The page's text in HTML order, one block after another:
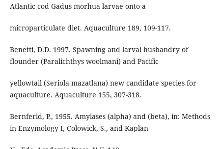
Atlantic cod Gadus morhua larvae onto a
microparticulate diet. Aquaculture 189, 109-117.
Benetti, D.D. 1997. Spawning and larval husbandry of
flounder (Paralichthys woolmani) and Pacific
yellowtail (Seriola mazatlana) new candidate species for
aquaculture. Aquaculture 155, 307-318.
Bernferld, P., 1955. Amylases (alpha) and (beta), in: Methods
in Enzymology I, Colowick, S., and Kaplan